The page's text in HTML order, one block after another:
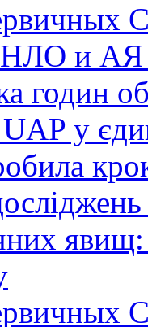
НЛО и
годин
UAP у